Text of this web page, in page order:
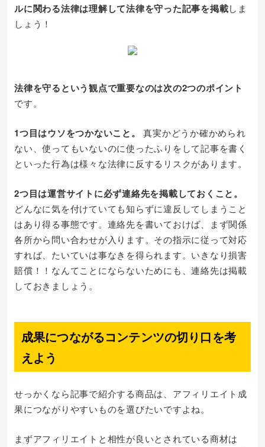
ルに関わる法律は理解して法律を守った記事を掲載しま
しょう！
法律を守るという観点で重要なのは次の2つのポイント
です。
1つ目はウソをつかないこと。
真実かどうか確かめられ
ない、使ってもいないのに使ったふりをして記事を書く
といった行為は様々な法律に反するリスクがあります。
2つ目は運営サイトに必ず連絡先を掲載しておくこと。
どんなに気を付けていても知らずに違反してしまうこと
はあり得る事態です。連絡先を書いておけば、まず関係
各所から問い合わせが入ります。その指示に従って対応
すれば、たいていは事なきを得られます。いきなり損害
賠償！！なんてことにならないためにも、連絡先は掲載
しておきましょう。
成果につながるコンテンツの切り口を考
えよう
せっかくなら記事で紹介する商品は、アフィリエイト成
果につながりやすいものを選びたいですよね。
まずアフィリエイトと相性が良いとされている商材は